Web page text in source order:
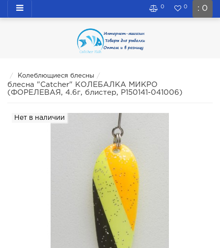
: 0
0 0
Колеблющиеся блесны
блесна "Catcher" КОЛЕБАЛКА МИКРО
(ФОРЕЛЕВАЯ, 4.6г, блистер, P150141-041006)
Нет в наличии